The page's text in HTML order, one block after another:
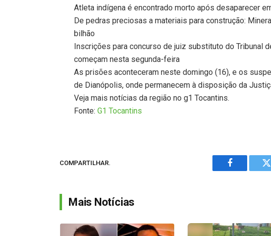
Atleta indígena é encontrado morto após desaparecer
De pedras preciosas a materiais para construção:
bilhão
Inscrições para concurso de juiz substituto do Tribunal
começam nesta segunda-feira
As prisões aconteceram neste domingo (16), e os
de Dianópolis, onde permanecem à disposição da
Veja mais notícias da região no g1 Tocantins.
Fonte:G1 Tocantins
COMPARTILHAR.
Facebook
Mais Notícias